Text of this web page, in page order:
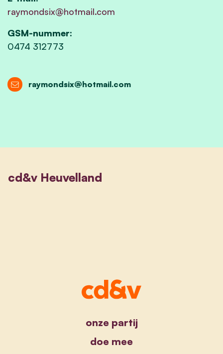
raymondsix@hotmail.com
GSM-nummer:
0474 312773
raymondsix@hotmail.com
cd&v Heuvelland
onze partij
doe mee